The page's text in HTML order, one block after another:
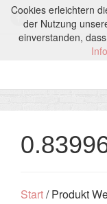
Start/ Produkt
Cookies erleichtern
der Nutzung
einverstanden,